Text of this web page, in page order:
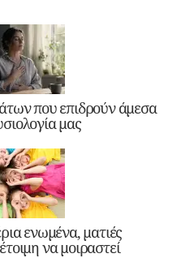
που επιδρούν άμεσα
μας
ενωμένα, ματιές
να μοιραστεί